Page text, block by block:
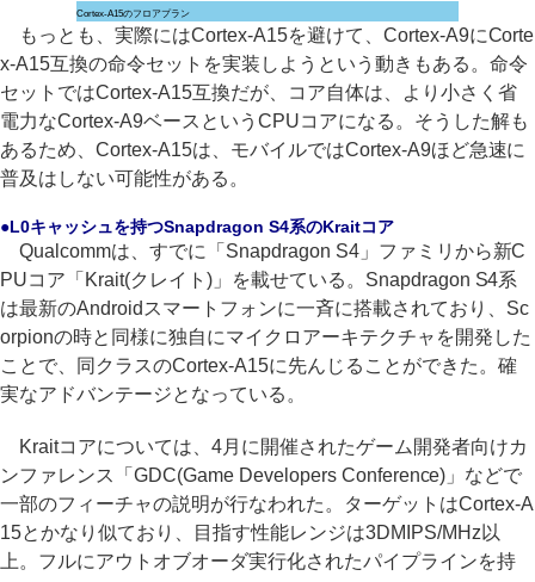
Cortex-A15のフロアプラン
もっとも、実際にはCortex-A15を避けて、Cortex-A9にCorte
x-A15互換の命令セットを実装しようという動きもある。命令
セットではCortex-A15互換だが、コア自体は、より小さく省
電力なCortex-A9ベースというCPUコアになる。そうした解も
あるため、Cortex-A15は、モバイルではCortex-A9ほど急速に
普及はしない可能性がある。
●L0キャッシュを持つSnapdragon S4系のKraitコア
Qualcommは、すでに「Snapdragon S4」ファミリから新C
PUコア「Krait(クレイト)」を載せている。Snapdragon S4系
は最新のAndroidスマートフォンに一斉に搭載されており、Sc
orpionの時と同様に独自にマイクロアーキテクチャを開発した
ことで、同クラスのCortex-A15に先んじることができた。確
実なアドバンテージとなっている。
Kraitコアについては、4月に開催されたゲーム開発者向けカ
ンファレンス「GDC(Game Developers Conference)」などで
一部のフィーチャの説明が行なわれた。ターゲットはCortex-A
15とかなり似ており、目指す性能レンジは3DMIPS/MHz以
上。フルにアウトオブオーダ実行化されたパイプラインを持